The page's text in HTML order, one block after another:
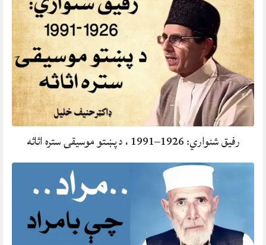
رفيق شنواري: 1926–1991 ، د پښتو موسيقۍ ستره اثاثه